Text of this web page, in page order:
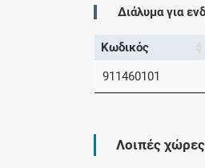
Διάλυμα για
Κωδικός
911460101
Λοιπές χώρες